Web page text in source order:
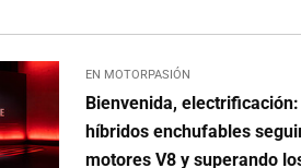
EN MOTORPASIÓN
Bienvenida,
híbridos enchufables
motores V8 y superando